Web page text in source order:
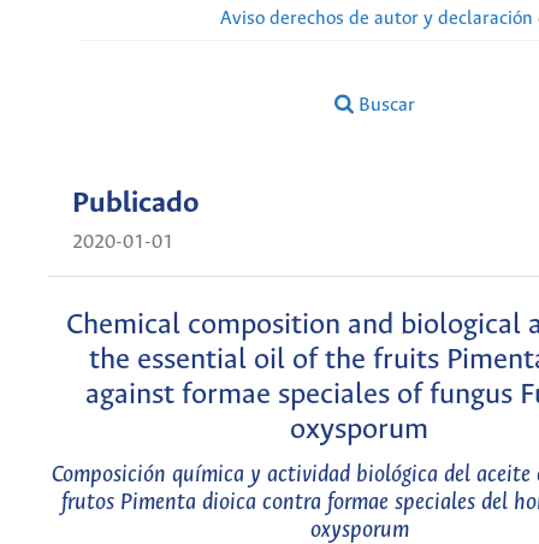
Aviso derechos de autor y
Buscar
Publicado
2020-01-01
Chemical composition and biological
the essential oil of the fruits
against formae speciales of fungus
oxysporum
Composición química y actividad biológica del aceite
frutos Pimenta dioica contra formae speciales del
oxysporum